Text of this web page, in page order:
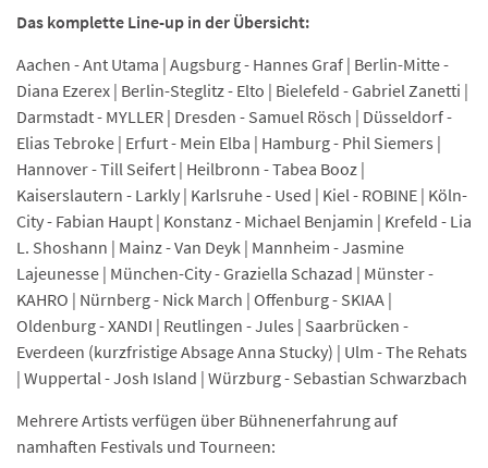
Das komplette Line-up in der Übersicht:
Aachen - Ant Utama | Augsburg - Hannes Graf | Berlin-Mitte -
Diana Ezerex | Berlin-Steglitz - Elto | Bielefeld - Gabriel Zanetti |
Darmstadt - MYLLER | Dresden - Samuel Rösch | Düsseldorf -
Elias Tebroke | Erfurt - Mein Elba | Hamburg - Phil Siemers |
Hannover - Till Seifert | Heilbronn - Tabea Booz |
Kaiserslautern - Larkly | Karlsruhe - Used | Kiel - ROBINE | Köln-
City - Fabian Haupt | Konstanz - Michael Benjamin | Krefeld - Lia
L. Shoshann | Mainz - Van Deyk | Mannheim - Jasmine
Lajeunesse | München-City - Graziella Schazad | Münster -
KAHRO | Nürnberg - Nick March | Offenburg - SKIAA |
Oldenburg - XANDI | Reutlingen - Jules | Saarbrücken -
Everdeen (kurzfristige Absage Anna Stucky) | Ulm - The Rehats
| Wuppertal - Josh Island | Würzburg - Sebastian Schwarzbach
Mehrere Artists verfügen über Bühnenerfahrung auf
namhaften Festivals und Tourneen: